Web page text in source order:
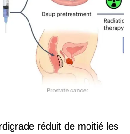
réduit de moitié les